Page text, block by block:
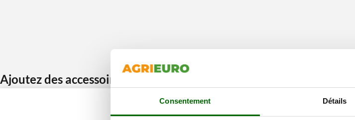
Consentement Détails
Ajoutez des accessoires et bénéficiez d’une remise